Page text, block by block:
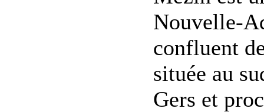
Nouvelle-
confluent
située au
Gers et